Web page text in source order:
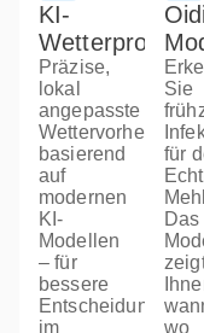
KI-
Präzise,
lokal
angepasste
Wettervorhersagen
basierend
auf
modernen
KI-
Modellen
– für
bessere
Entscheidungen
im
Sie
für
Das
wo